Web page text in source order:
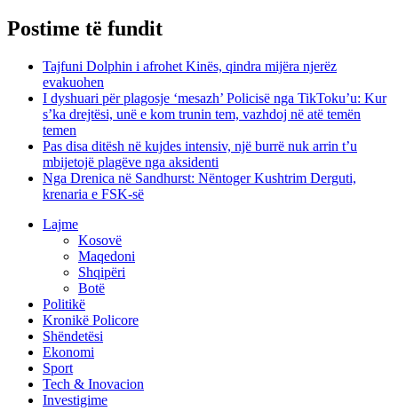
Postime të fundit
Tajfuni Dolphin i afrohet Kinës, qindra mijëra njerëz
evakuohen
I dyshuari për plagosje ‘mesazh’ Policisë nga TikToku’u: Kur
s’ka drejtësi, unë e kom trunin tem, vazhdoj në atë temën
temen
Pas disa ditësh në kujdes intensiv, një burrë nuk arrin t’u
mbijetojë plagëve nga aksidenti
Nga Drenica në Sandhurst: Nëntoger Kushtrim Derguti,
krenaria e FSK-së
Lajme
Kosovë
Maqedoni
Shqipëri
Botë
Politikë
Kronikë Policore
Shëndetësi
Ekonomi
Sport
Tech & Inovacion
Investigime